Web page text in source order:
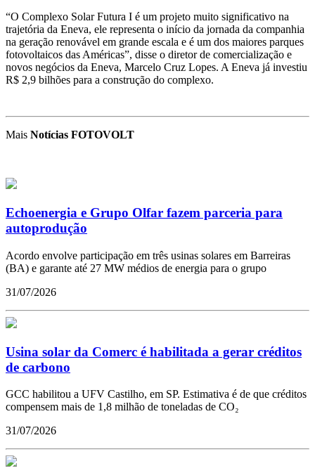
“O Complexo Solar Futura I é um projeto muito significativo na
trajetória da Eneva, ele representa o início da jornada da companhia
na geração renovável em grande escala e é um dos maiores parques
fotovoltaicos das Américas”, disse o diretor de comercialização e
novos negócios da Eneva, Marcelo Cruz Lopes. A Eneva já investiu
R$ 2,9 bilhões para a construção do complexo.
Mais Notícias FOTOVOLT
Echoenergia e Grupo Olfar fazem parceria para
autoprodução
Acordo envolve participação em três usinas solares em Barreiras
(BA) e garante até 27 MW médios de energia para o grupo
31/07/2026
Usina solar da Comerc é habilitada a gerar créditos
de carbono
GCC habilitou a UFV Castilho, em SP. Estimativa é de que créditos
compensem mais de 1,8 milhão de toneladas de CO₂
31/07/2026